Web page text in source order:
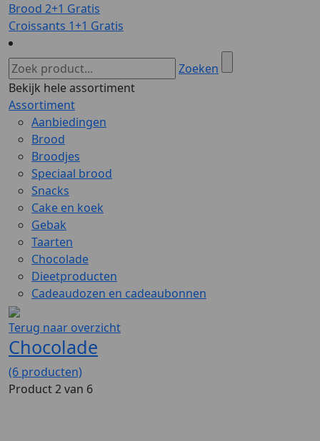
Brood 2+1 Gratis
Croissants 1+1 Gratis
Zoeken
Bekijk hele assortiment
Assortiment
Aanbiedingen
Brood
Broodjes
Speciaal brood
Snacks
Cake en koek
Gebak
Taarten
Chocolade
Dieetproducten
Cadeaudozen en cadeaubonnen
Terug naar overzicht
Chocolade
(6 producten)
Product 2 van 6